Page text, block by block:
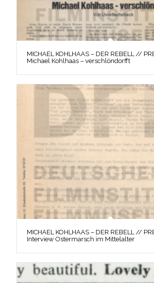
MICHAEL KOHLHAAS – DER REBELL //
Michael Kohlhaas – verschlöndorfft
MICHAEL KOHLHAAS – DER REBELL //
Interview Ostermarsch im Mittelalter